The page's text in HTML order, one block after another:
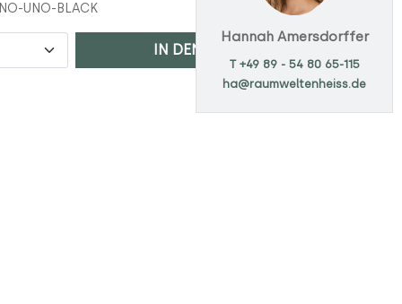
UNO-BLACK
IN DEN WARENKORB
Hannah Amersdorffer
T +49 89 - 54 80 65-115
ha@raumweltenheiss.de